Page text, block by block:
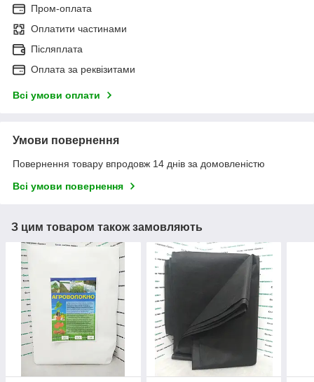
Пром-оплата
Оплатити частинами
Післяплата
Оплата за реквізитами
Всі умови оплати
Умови повернення
Повернення товару впродовж 14 днів за домовленістю
Всі умови повернення
З цим товаром також замовляють